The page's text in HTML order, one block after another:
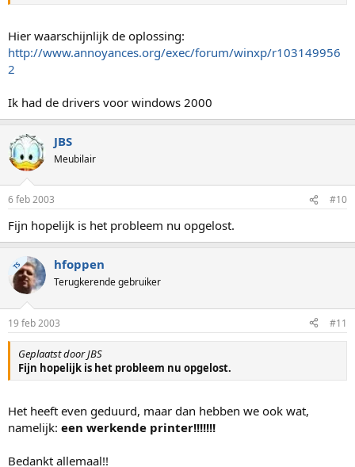
Hier waarschijnlijk de oplossing:
http://www.annoyances.org/exec/forum/winxp/r103149956
2
Ik had de drivers voor windows 2000
JBS
Meubilair
6 feb 2003 #10
Fijn hopelijk is het probleem nu opgelost.
TS hfoppen
Terugkerende gebruiker
19 feb 2003 #11
Geplaatst door JBS
Fijn hopelijk is het probleem nu opgelost.
Het heeft even geduurd, maar dan hebben we ook wat,
namelijk: een werkende printer!!!!!!!
Bedankt allemaal!!